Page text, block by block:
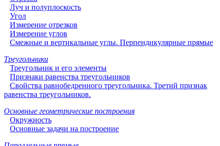
Луч и полуплоскость
Угол
Измерение отрезков
Измерение углов
Смежные и вертикальные углы. Перпендикулярные прямые
Треугольники
Треугольник и его элементы
Признаки равенства треугольников
Свойства равнобедренного треугольника. Третий признак
равенства треугольников.
Основные геометрические построения
Окружность
Основные задачи на построение